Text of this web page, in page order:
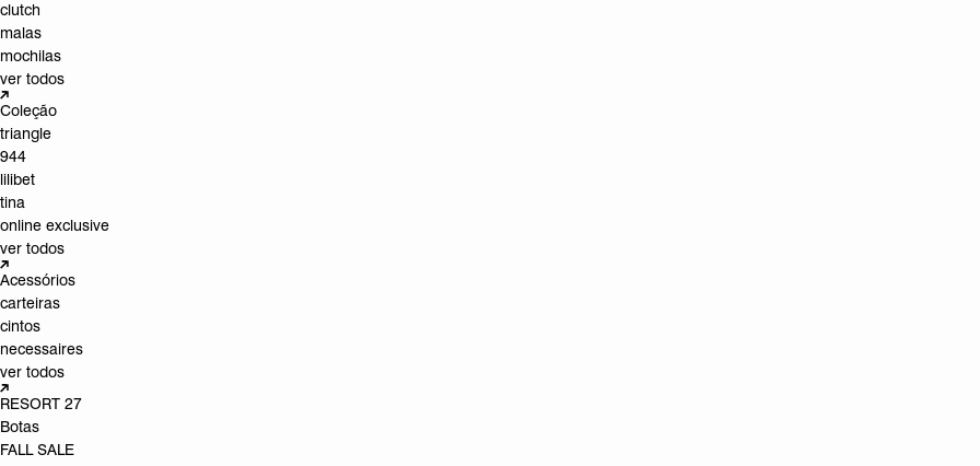
clutch
malas
mochilas
ver todos
Coleção
triangle
944
lilibet
tina
online exclusive
ver todos
Acessórios
carteiras
cintos
necessaires
ver todos
RESORT 27
Botas
FALL SALE